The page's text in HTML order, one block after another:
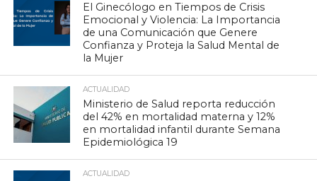
El Ginecólogo en Tiempos de Crisis
Emocional y Violencia: La Importancia
de una Comunicación que Genere
Confianza y Proteja la Salud Mental de
la Mujer
ACTUALIDAD
Ministerio de Salud reporta reducción
del 42% en mortalidad materna y 12%
en mortalidad infantil durante Semana
Epidemiológica 19
ACTUALIDAD